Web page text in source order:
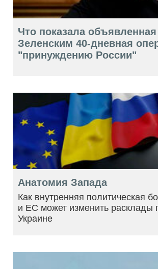
Что показала объявленная
Зеленским 40-дневная
"принуждению России"
Анатомия Запада
Как внутренняя политическая
и ЕС может изменить расклады
Украине